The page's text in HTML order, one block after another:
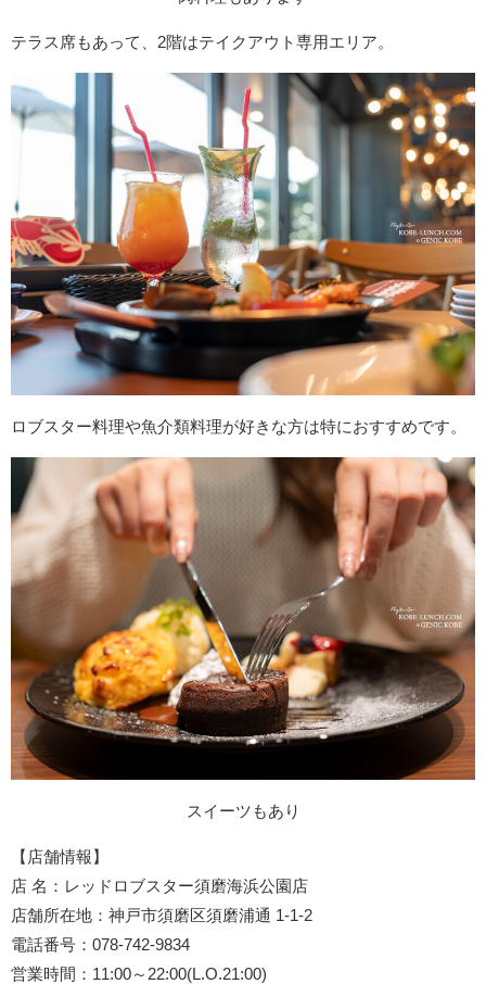
テラス席もあって、2階はテイクアウト専用エリア。
ロブスター料理や魚介類料理が好きな方は特におすすめです。
スイーツもあり
【店舗情報】
店 名：レッドロブスター須磨海浜公園店
店舗所在地：神戸市須磨区須磨浦通 1-1-2
電話番号：078-742-9834
営業時間：11:00～22:00(L.O.21:00)